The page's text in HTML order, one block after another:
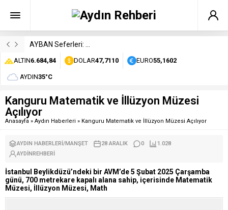
ALTIN6.684,84 DOLAR47,7110 EURO55,1602
AYDIN35°C
Kanguru Matematik ve İllüzyon Müzesi
Açılıyor
Anasayfa » Aydın Haberleri » Kanguru Matematik ve İllüzyon Müzesi Açılıyor
AYDIN HABERLERI/MANŞET 28 ARALIK 0
1.028
AYDINREHBERI
İstanbul Beylikdüzü’ndeki bir AVM’de 5 Şubat 2025 Çarşamba
günü, 700 metrekare kapalı alana sahip, içerisinde Matematik
Müzesi, İllüzyon Müzesi, Math